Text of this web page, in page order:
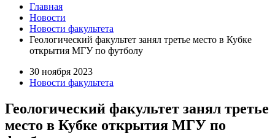
Главная
Новости
Новости факультета
Геологический факультет занял третье место в Кубке
открытия МГУ по футболу
30 ноября 2023
Новости факультета
Геологический факультет занял третье
место в Кубке открытия МГУ по